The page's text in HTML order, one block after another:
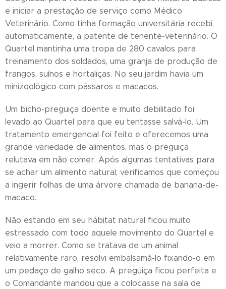
e iniciar a prestação de serviço como Médico
Veterinário. Como tinha formação universitária recebi,
automaticamente, a patente de tenente-veterinário. O
Quartel mantinha uma tropa de 280 cavalos para
treinamento dos soldados, uma granja de produção de
frangos, suínos e hortaliças. No seu jardim havia um
minizoológico com pássaros e macacos.
Um bicho-preguiça doente e muito debilitado foi
levado ao Quartel para que eu tentasse salvá-lo. Um
tratamento emergencial foi feito e oferecemos uma
grande variedade de alimentos, mas o preguiça
relutava em não comer. Após algumas tentativas para
se achar um alimento natural, verificamos que começou
a ingerir folhas de uma árvore chamada de banana-de-
macaco.
Não estando em seu hábitat natural ficou muito
estressado com todo aquele movimento do Quartel e
veio a morrer. Como se tratava de um animal
relativamente raro, resolvi embalsamá-lo fixando-o em
um pedaço de galho seco. A preguiça ficou perfeita e
o Comandante mandou que a colocasse na sala de